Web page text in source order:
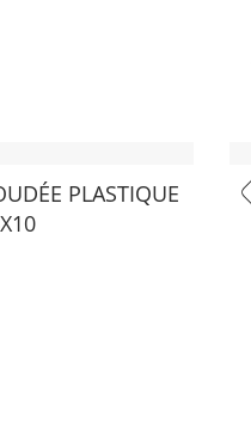
PLASTIQUE